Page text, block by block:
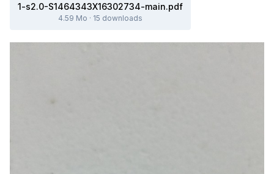
1-s2.0-S1464343X16302734-main.pdf
4.59 Mo · 15 downloads